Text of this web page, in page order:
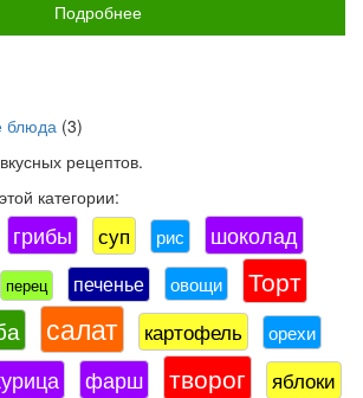
Подробнее
блюда (3)
вкусных рецептов.
категории:
грибы суп рис шоколад
перец печенье овощи Торт
салат картофель
орехи
фарш творог яблоки